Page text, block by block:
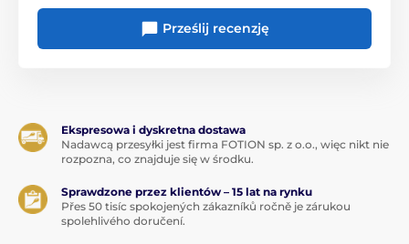
Prześlij recenzję
Ekspresowa i dyskretna dostawa
Nadawcą przesyłki jest firma FOTION sp. z o.o., więc nikt nie
rozpozna, co znajduje się w środku.
Sprawdzone przez klientów – 15 lat na rynku
Přes 50 tisíc spokojených zákazníků ročně je zárukou
spolehlivého doručení.